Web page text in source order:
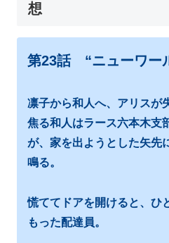
想
第23話 “ニューワー
凛子から和人へ、アリスが
焦る和人はラース六本木支
が、家を出ようとした矢先
鳴る。
慌ててドアを開けると、ひ
もった配達員。